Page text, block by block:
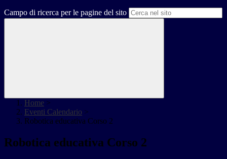
Campo di ricerca per le pagine del sito
Home >
Eventi Calendario >
Robotica educativa Corso 2
Robotica educativa Corso 2